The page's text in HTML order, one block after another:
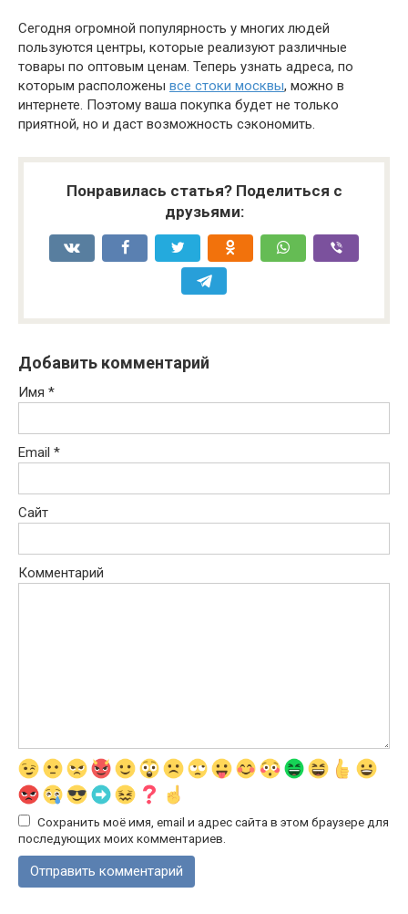
Сегодня огромной популярность у многих людей
пользуются центры, которые реализуют различные
товары по оптовым ценам. Теперь узнать адреса, по
которым расположены все стоки москвы, можно в
интернете. Поэтому ваша покупка будет не только
приятной, но и даст возможность сэкономить.
Понравилась статья? Поделиться с
друзьями:
Добавить комментарий
Имя *
Email *
Сайт
Комментарий
Сохранить моё имя, email и адрес сайта в этом браузере для
последующих моих комментариев.